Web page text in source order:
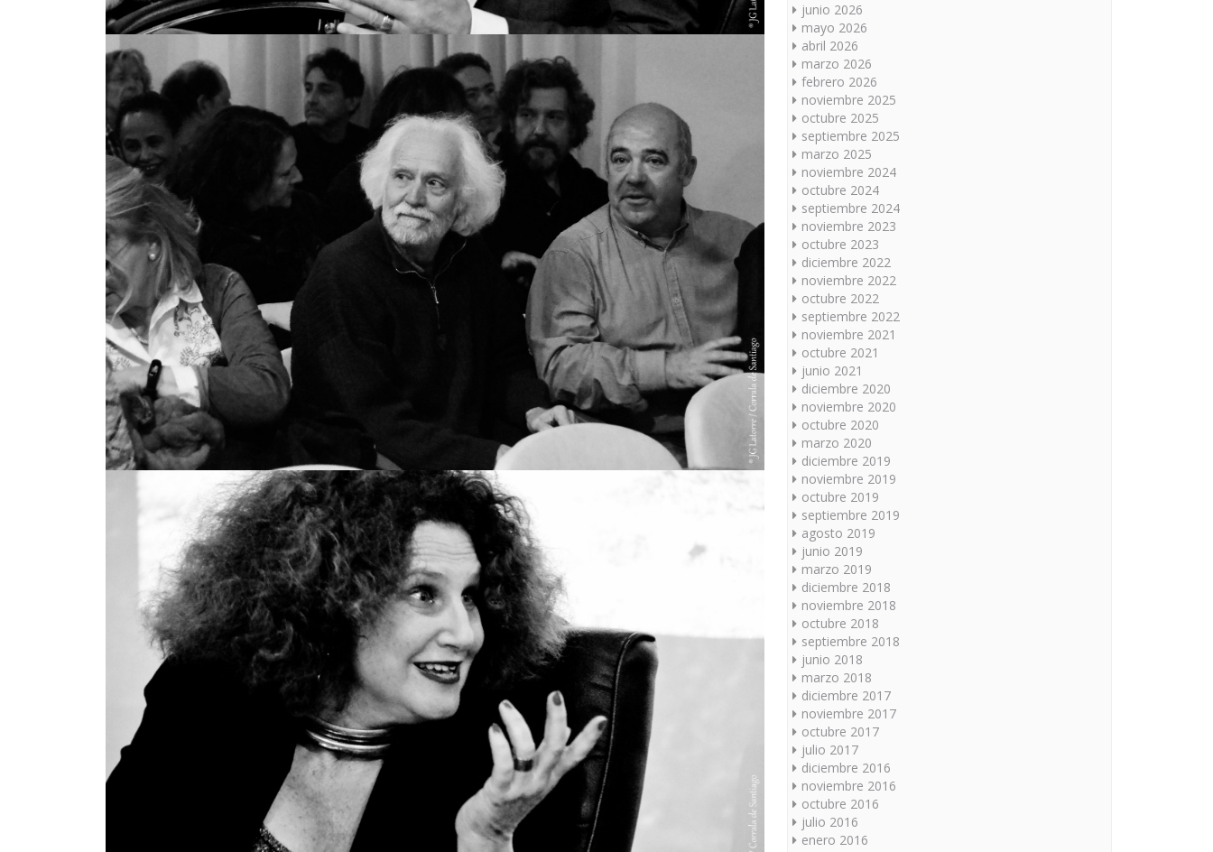
junio 2026
mayo 2026
abril 2026
marzo 2026
febrero 2026
noviembre 2025
octubre 2025
septiembre 2025
marzo 2025
noviembre 2024
octubre 2024
septiembre 2024
noviembre 2023
octubre 2023
diciembre 2022
noviembre 2022
octubre 2022
septiembre 2022
noviembre 2021
octubre 2021
junio 2021
diciembre 2020
noviembre 2020
octubre 2020
marzo 2020
diciembre 2019
noviembre 2019
octubre 2019
septiembre 2019
agosto 2019
junio 2019
marzo 2019
diciembre 2018
noviembre 2018
octubre 2018
septiembre 2018
junio 2018
marzo 2018
diciembre 2017
noviembre 2017
octubre 2017
julio 2017
diciembre 2016
noviembre 2016
octubre 2016
julio 2016
enero 2016